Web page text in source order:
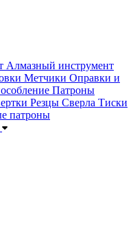
Алмазный инструмент
Метчики Оправки и
Патроны
Резцы Сверла Тиски
патроны